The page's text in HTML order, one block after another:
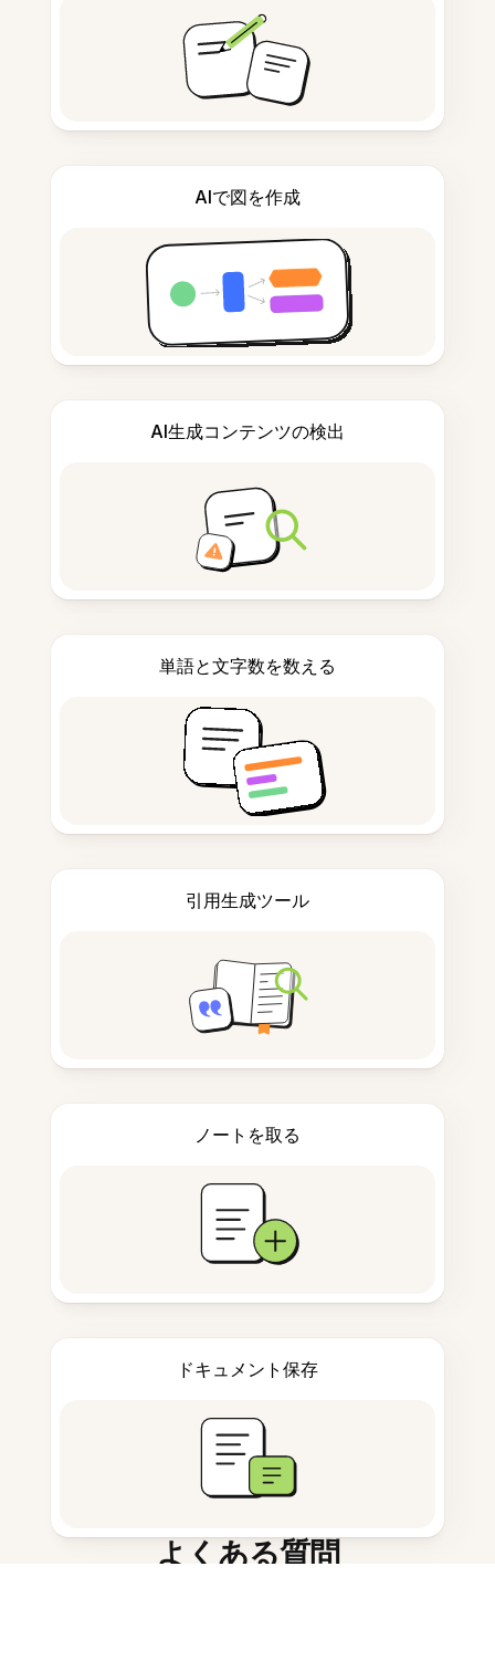
AIで図を作成
AI生成コンテンツの検出
単語と文字数を数える
引用生成ツール
ノートを取る
ドキュメント保存
よくある質問